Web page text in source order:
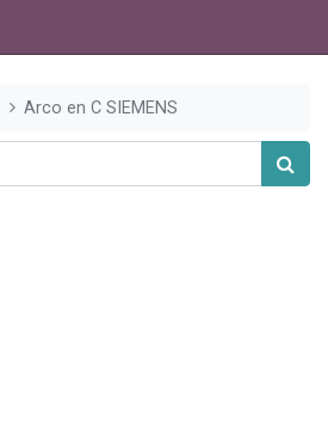
Arco en C SIEMENS